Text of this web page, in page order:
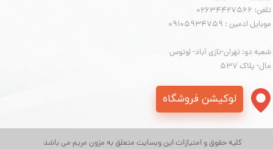
کلیه حقوق و امتیازات این وبسایت متعلق به مزون مریم می باشد
​​​​​​​تلفن: 02634427566
موبایل ادمین : 09105934759
شعبه دو: تهران-نازی آباد- لوتوس
مال- پلاک 537
لوکیشن فروشگاه